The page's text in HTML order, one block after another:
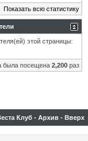
Показать всю статистику
этой страницы:
была посещена 2,200 раз
Клуб - Архив - Вверх